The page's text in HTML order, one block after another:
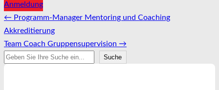
Anmeldung
Nach
der
Navigation
← Programm-Manager Mentoring und Coaching
Akkreditierung
Team Coach Gruppensupervision →
Suchen
Suche